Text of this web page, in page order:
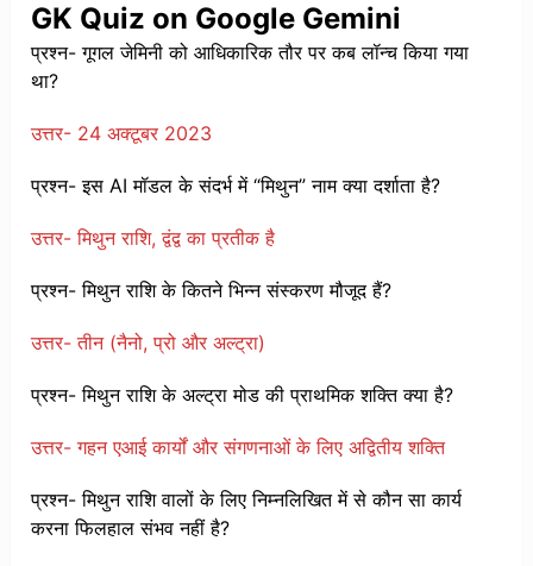
GK Quiz on Google Gemini
प्रश्न- गूगल जेमिनी को आधिकारिक तौर पर कब लॉन्च किया गया
था?
उत्तर- 24 अक्टूबर 2023
प्रश्न- इस AI मॉडल के संदर्भ में “मिथुन” नाम क्या दर्शाता है?
उत्तर- मिथुन राशि, द्वंद्व का प्रतीक है
प्रश्न- मिथुन राशि के कितने भिन्न संस्करण मौजूद हैं?
उत्तर- तीन (नैनो, प्रो और अल्ट्रा)
प्रश्न- मिथुन राशि के अल्ट्रा मोड की प्राथमिक शक्ति क्या है?
उत्तर- गहन एआई कार्यों और संगणनाओं के लिए अद्वितीय शक्ति
प्रश्न- मिथुन राशि वालों के लिए निम्नलिखित में से कौन सा कार्य
करना फिलहाल संभव नहीं है?